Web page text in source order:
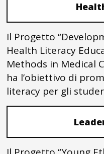
Il Progetto
Health Literacy
Methods in Medical
ha l’obiettivo di
literacy per gli